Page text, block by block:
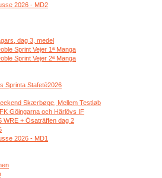
2026 - MD2
dag 3, medel
Sprint Vejer 1ª Manga
Sprint Vejer 2ª Manga
Sprinta Stafetē2026
Skærbøge, Mellem Testløb
Göingarna och Härlövs IF
WRE + Ösaträffen dag 2
2026 - MD1